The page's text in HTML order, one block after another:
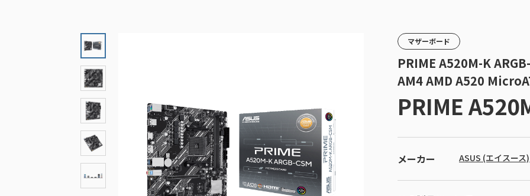
マザーボード
PRIME A520M-K
AM4 AMD A520
PRIME
メーカー ASUS (エイスース)